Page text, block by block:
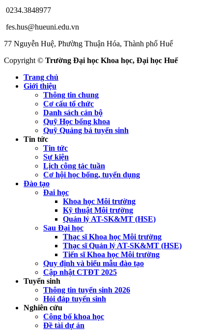
0234.3848977
fes.hus@hueuni.edu.vn
77 Nguyễn Huệ, Phường Thuận Hóa, Thành phố Huế
Copyright © Trường Đại học Khoa học, Đại học Huế
Trang chủ
Giới thiệu
Thông tin chung
Cơ cấu tổ chức
Danh sách cán bộ
Quỹ Học bổng khoa
Quỹ Quảng bá tuyển sinh
Tin tức
Tin tức
Sự kiện
Lịch công tác tuần
Cơ hội học bổng, tuyển dụng
Đào tạo
Đai học
Khoa học Môi trường
Kỹ thuật Môi trường
Quản lý AT-SK&MT (HSE)
Sau Đại học
Thạc sĩ Khoa học Môi trường
Thạc sĩ Quản lý AT-SK&MT (HSE)
Tiến sĩ Khoa học Môi trường
Quy định và biểu mẫu đào tạo
Cập nhật CTĐT 2025
Tuyển sinh
Thông tin tuyển sinh 2026
Hỏi đáp tuyển sinh
Nghiên cứu
Công bố khoa học
Đề tài dự án